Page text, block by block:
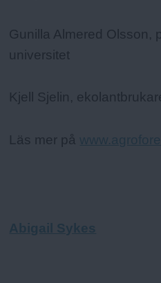
Gunilla Almered Olsson,
universitet
Kjell Sjelin,
Läs mer på
Abigail Sykes